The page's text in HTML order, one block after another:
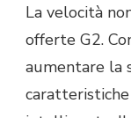
La velocità
offerte G2.
aumentare la